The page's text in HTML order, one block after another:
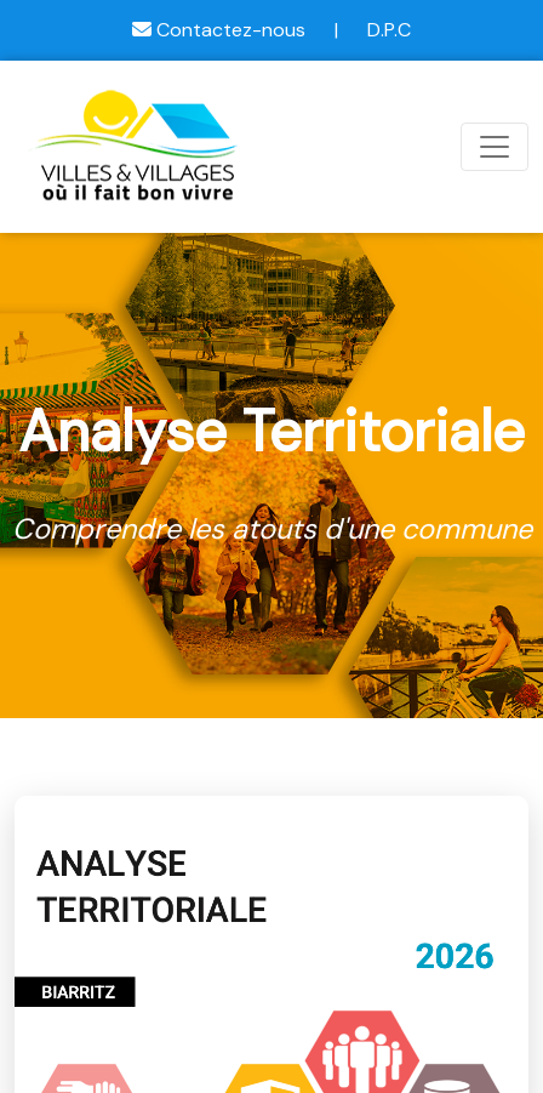
Contactez-nous | D.P.C
Analyse Territoriale
Comprendre les atouts d'une commune